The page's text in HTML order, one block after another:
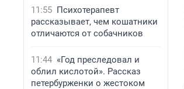
11:55 Психотерапевт
рассказывает, чем кошатники
отличаются от собачников
11:44 «Год преследовал и
облил кислотой». Рассказ
петербурженки о жестоком